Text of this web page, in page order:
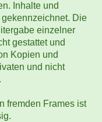
Inhalte und
Die
einzelner
gestattet und
Kopien und
und nicht
fremden Frames ist